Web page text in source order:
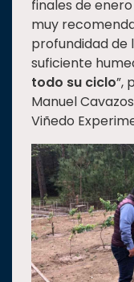
finales de
muy
profundidad de
suficiente
todo su ciclo”,
Manuel
Viñedo